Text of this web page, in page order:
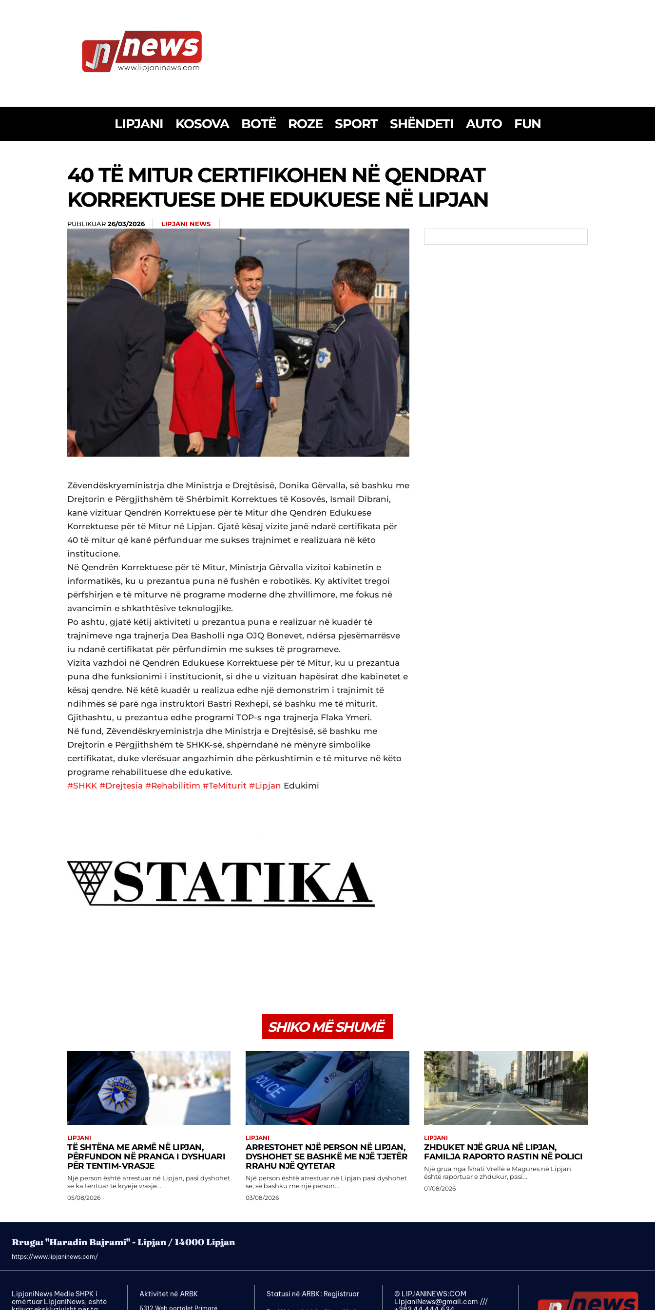
LIPJANI KOSOVA BOTË ROZE SPORT SHËNDETI AUTO FUN
40 TË MITUR CERTIFIKOHEN NË QENDRAT
KORREKTUESE DHE EDUKUESE NË LIPJAN
PUBLIKUAR 26/03/2026 LIPJANI NEWS
Zëvendëskryeministrja dhe Ministrja e Drejtësisë, Donika Gërvalla, së bashku me
Drejtorin e Përgjithshëm të Shërbimit Korrektues të Kosovës, Ismail Dibrani,
kanë vizituar Qendrën Korrektuese për të Mitur dhe Qendrën Edukuese
Korrektuese për të Mitur në Lipjan. Gjatë kësaj vizite janë ndarë certifikata për
40 të mitur që kanë përfunduar me sukses trajnimet e realizuara në këto
institucione.
Në Qendrën Korrektuese për të Mitur, Ministrja Gërvalla vizitoi kabinetin e
informatikës, ku u prezantua puna në fushën e robotikës. Ky aktivitet tregoi
përfshirjen e të miturve në programe moderne dhe zhvillimore, me fokus në
avancimin e shkathtësive teknologjike.
Po ashtu, gjatë këtij aktiviteti u prezantua puna e realizuar në kuadër të
trajnimeve nga trajnerja Dea Basholli nga OJQ Bonevet, ndërsa pjesëmarrësve
iu ndanë certifikatat për përfundimin me sukses të programeve.
Vizita vazhdoi në Qendrën Edukuese Korrektuese për të Mitur, ku u prezantua
puna dhe funksionimi i institucionit, si dhe u vizituan hapësirat dhe kabinetet e
kësaj qendre. Në këtë kuadër u realizua edhe një demonstrim i trajnimit të
ndihmës së parë nga instruktori Bastri Rexhepi, së bashku me të miturit.
Gjithashtu, u prezantua edhe programi TOP-s nga trajnerja Flaka Ymeri.
Në fund, Zëvendëskryeministrja dhe Ministrja e Drejtësisë, së bashku me
Drejtorin e Përgjithshëm të SHKK-së, shpërndanë në mënyrë simbolike
certifikatat, duke vlerësuar angazhimin dhe përkushtimin e të miturve në këto
programe rehabilituese dhe edukative.
#SHKK #Drejtesia #Rehabilitim #TeMiturit #Lipjan Edukimi
SHIKO MË SHUMË
LIPJANI
TË SHTËNA ME ARMË NË LIPJAN,
PËRFUNDON NË PRANGA I DYSHUARI
PËR TENTIM-VRASJE
Një person është arrestuar në Lipjan, pasi dyshohet
se ka tentuar të kryejë vrasje...
05/08/2026
LIPJANI
ARRESTOHET NJË PERSON NË LIPJAN,
DYSHOHET SE BASHKË ME NJË TJETËR
RRAHU NJË QYTETAR
Një person është arrestuar në Lipjan pasi dyshohet
se, së bashku me një person...
03/08/2026
LIPJANI
ZHDUKET NJË GRUA NË LIPJAN,
FAMILJA RAPORTO RASTIN NË POLICI
Një grua nga fshati Vrellë e Magures në Lipjan
është raportuar e zhdukur, pasi...
01/08/2026
Rruga: "Haradin Bajrami" - Lipjan / 14000 Lipjan
https://www.lipjaninews.com/
LipjaniNews Medie SHPK i
emërtuar LipjaniNews, është
Aktivitet në ARBK
6312 Web portalet Primarë
Statusi në ARBK: Regjistruar
© LIPJANINEWS:COM
LipjaniNews@gmail.com ///